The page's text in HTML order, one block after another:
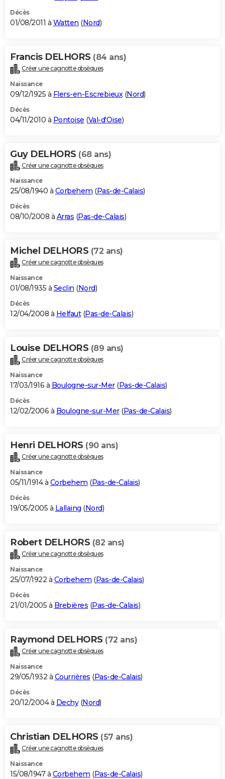
Décès
01/08/2011 à Watten (Nord)
Francis DELHORS (84 ans)
Créer une cagnotte obsèques
Naissance
09/12/1925 à Flers-en-Escrebieux (Nord)
Décès
04/11/2010 à Pontoise (Val-d'Oise)
Guy DELHORS (68 ans)
Créer une cagnotte obsèques
Naissance
25/08/1940 à Corbehem (Pas-de-Calais)
Décès
08/10/2008 à Arras (Pas-de-Calais)
Michel DELHORS (72 ans)
Créer une cagnotte obsèques
Naissance
01/08/1935 à Seclin (Nord)
Décès
12/04/2008 à Helfaut(Pas-de-Calais)
Louise DELHORS (89 ans)
Créer une cagnotte obsèques
Naissance
17/03/1916 à Boulogne-sur-Mer(Pas-de-Calais)
Décès
12/02/2006 à Boulogne-sur-Mer(Pas-de-Calais)
Henri DELHORS (90 ans)
Créer une cagnotte obsèques
Naissance
05/11/1914 à Corbehem (Pas-de-Calais)
Décès
19/05/2005 à Lallaing (Nord)
Robert DELHORS (82 ans)
Créer une cagnotte obsèques
Naissance
25/07/1922 à Corbehem (Pas-de-Calais)
Décès
21/01/2005 à Brebières (Pas-de-Calais)
Raymond DELHORS (72 ans)
Créer une cagnotte obsèques
Naissance
29/05/1932 à Courrières (Pas-de-Calais)
Décès
20/12/2004 à Dechy(Nord)
Christian DELHORS (57 ans)
Créer une cagnotte obsèques
Naissance
15/08/1947 à Corbehem (Pas-de-Calais)